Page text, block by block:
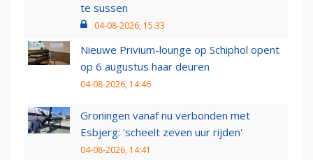
te sussen
04-08-2026, 15:33
Nieuwe Privium-lounge op Schiphol opent
op 6 augustus haar deuren
04-08-2026, 14:46
Groningen vanaf nu verbonden met
Esbjerg: 'scheelt zeven uur rijden'
04-08-2026, 14:41